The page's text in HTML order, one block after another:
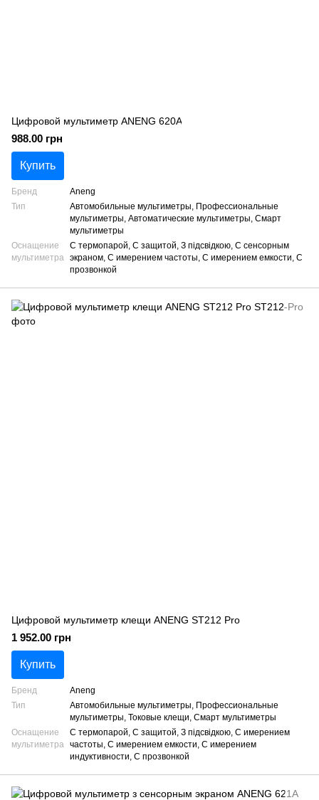
Цифровой мультиметр ANENG 620A
988.00 грн
Купить
Бренд
Aneng
Тип
Автомобильные мультиметры, Профессиональные
мультиметры, Автоматические мультиметры, Смарт
мультиметры
Оснащение
мультиметра
С термопарой, С защитой, З підсвідкою, С сенсорным
экраном, С имерением частоты, С имерением емкости, С
прозвонкой
Цифровой мультиметр клещи ANENG ST212 Pro
1 952.00 грн
Купить
Бренд
Aneng
Тип
Автомобильные мультиметры, Профессиональные
мультиметры, Токовые клещи, Смарт мультиметры
Оснащение
мультиметра
С термопарой, С защитой, З підсвідкою, С имерением
частоты, С имерением емкости, С имерением
индуктивности, С прозвонкой